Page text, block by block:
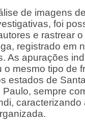
de imagens
foi
e rastrear
registrado em
As apurações
o mesmo tipo de
estados de
sempre
caracterizando